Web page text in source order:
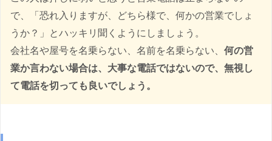
で、「恐れ入りますが、どちら様で、何かの営業でしょ
うか？」とハッキリ聞くようにしましょう。
会社名や屋号を名乗らない、名前を名乗らない、 何の営
業か言わない場合は、大事な電話ではないので、無視し
て電話を切っても良いでしょう。